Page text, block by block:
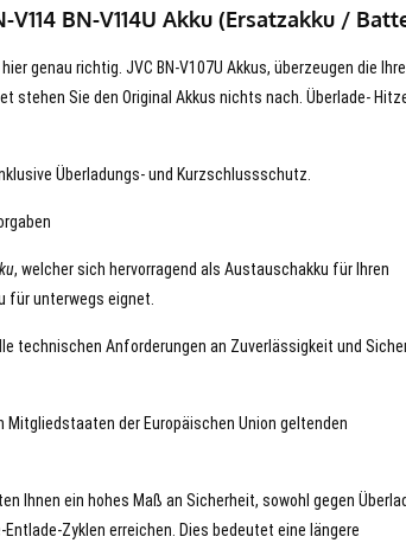
BN-V114U Akku (Ersatzakku /
genau richtig. JVC BN-V107U Akkus, überzeugen die Ihre
stehen Sie den Original Akkus nichts nach. Überlade-
Überladungs- und Kurzschlussschutz.
, welcher sich hervorragend als Austauschakku für Ihren
für unterwegs eignet.
technischen Anforderungen an Zuverlässigkeit und
Mitgliedstaaten der Europäischen Union geltenden
Ihnen ein hohes Maß an Sicherheit, sowohl gegen
Zyklen erreichen. Dies bedeutet eine längere